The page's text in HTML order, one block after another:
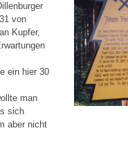
von
Kupfer,
ein hier 30
man
sich
aber nicht